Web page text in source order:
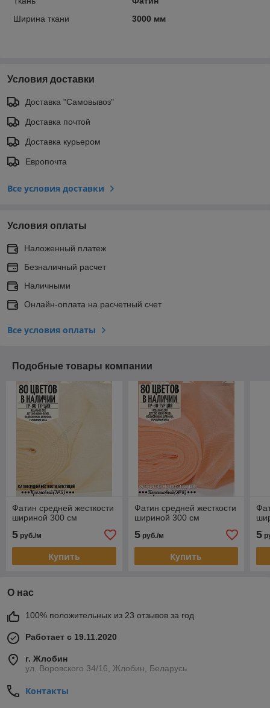
Ширина ткани
3000 мм
Условия доставки
Доставка "Самовывоз"
Доставка почтой
Доставка курьером
Европочта
Все условия доставки
Условия оплаты
Наложенный платеж
Безналичный расчет
Наличными
Онлайн-оплата на расчетный счет
Все условия оплаты
Подобные товары компании
Фатин средней жесткости
шириной 300 см
5 руб./м
Купить
Фатин средней жесткости
шириной 300 см
5руб./м
Купить
5
О нас
100% положительных из 23 отзывов за год
Работает с 19.11.2020
г. Жлобин
ул. Воровского 34/16, Жлобин, Беларусь
Контакты